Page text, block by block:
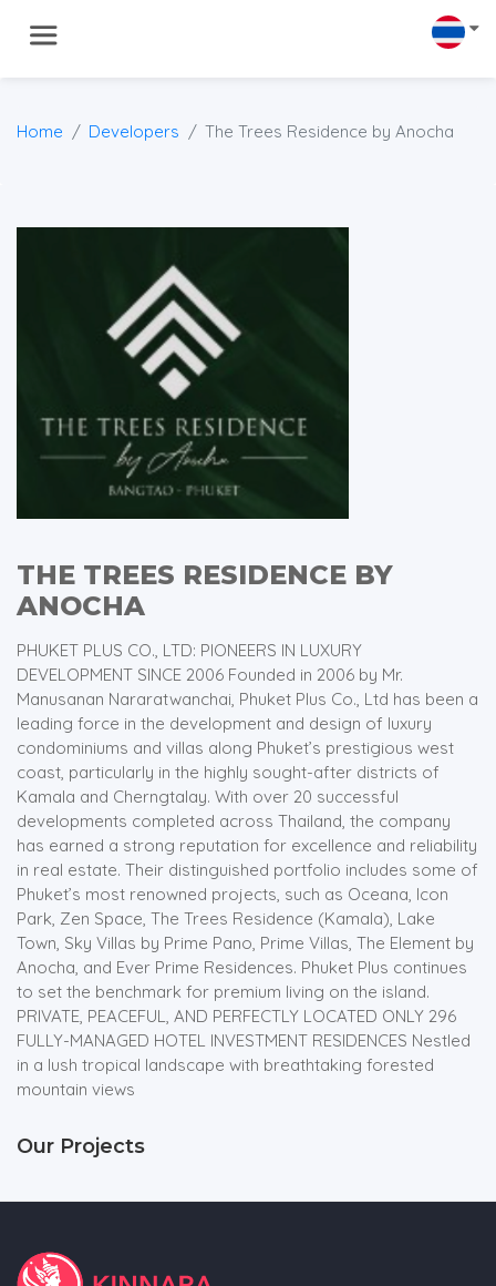
Home Developers The Trees Residence by Anocha
THE TREES RESIDENCE BY
ANOCHA
PHUKET PLUS CO., LTD: PIONEERS IN LUXURY
DEVELOPMENT SINCE 2006 Founded in 2006 by Mr.
Manusanan Nararatwanchai, Phuket Plus Co., Ltd has been a
leading force in the development and design of luxury
condominiums and villas along Phuket’s prestigious west
coast, particularly in the highly sought-after districts of
Kamala and Cherngtalay. With over 20 successful
developments completed across Thailand, the company
has earned a strong reputation for excellence and reliability
in real estate. Their distinguished portfolio includes some of
Phuket’s most renowned projects, such as Oceana, Icon
Park, Zen Space, The Trees Residence (Kamala), Lake
Town, Sky Villas by Prime Pano, Prime Villas, The Element by
Anocha, and Ever Prime Residences. Phuket Plus continues
to set the benchmark for premium living on the island.
PRIVATE, PEACEFUL, AND PERFECTLY LOCATED ONLY 296
FULLY-MANAGED HOTEL INVESTMENT RESIDENCES Nestled
in a lush tropical landscape with breathtaking forested
mountain views
Our Projects